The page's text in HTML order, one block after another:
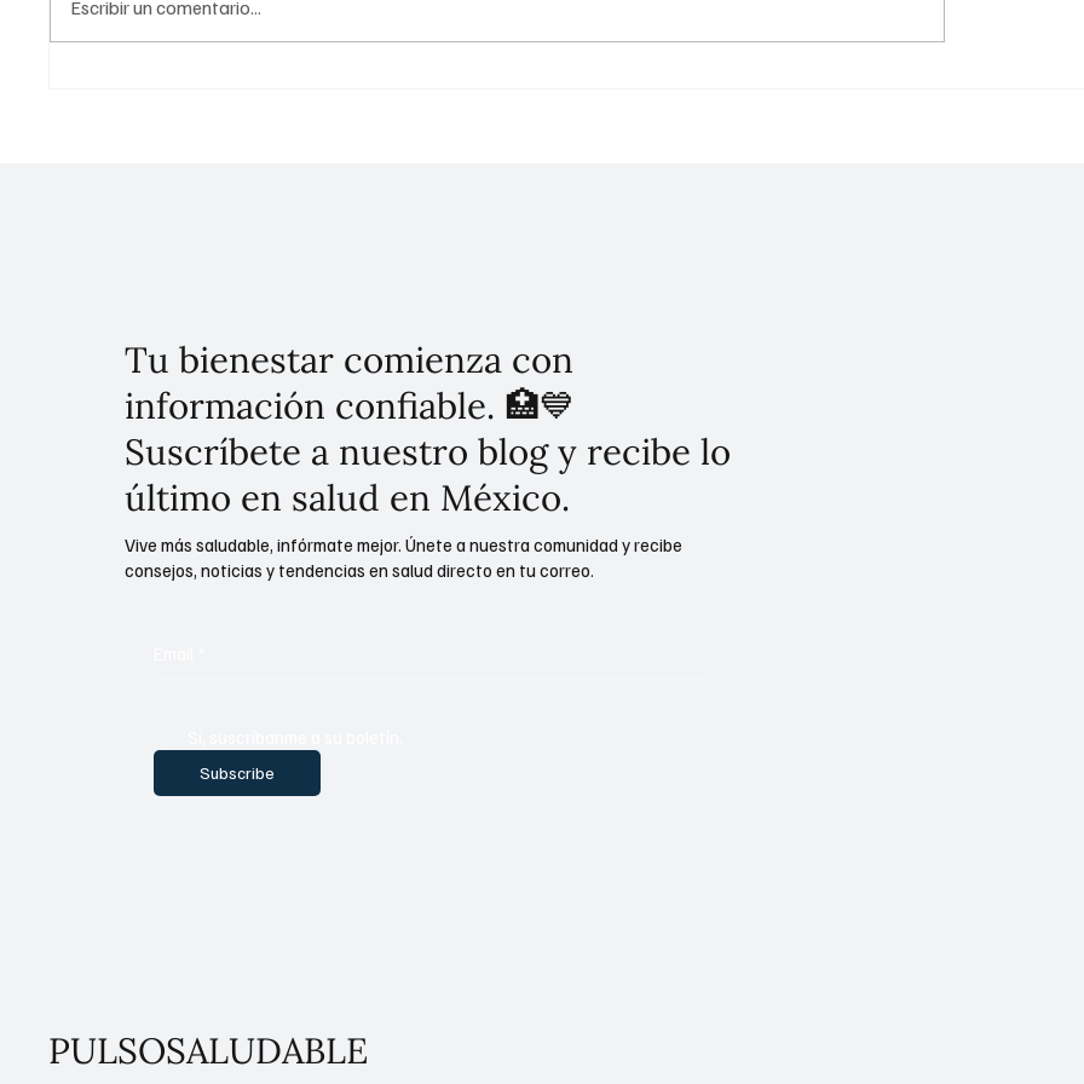
Escribir un comentario...
Tu bienestar comienza con
información confiable. 🏥💙
Suscríbete a nuestro blog y recibe lo
último en salud en México.
Subscribe
Vive más saludable, infórmate mejor. Únete a nuestra comunidad y recibe
consejos, noticias y tendencias en salud directo en tu correo.
PULSOSALUDABLE